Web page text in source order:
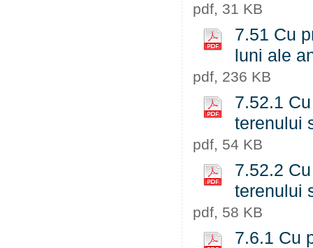
pdf, 31 KB
7.51 Cu
luni ale
pdf, 236 KB
7.52.1
terenului
pdf, 54 KB
7.52.2
terenului
pdf, 58 KB
7.6.1 Cu